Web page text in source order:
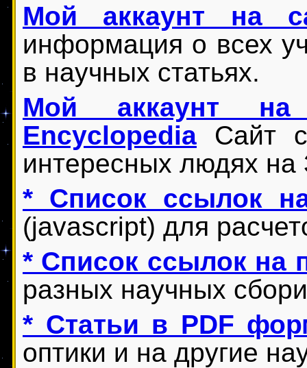
Мой аккаунт на
информация о всех
в научных статьях.
Мой аккаунт на
Encyclopedia Сайт
интересных людях
* Список ссылок
(javascript) для
* Список ссылок на
разных научных
* Cтатьи в PDF
оптики и на другие